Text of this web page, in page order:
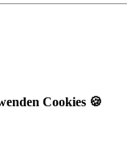
Cookies 🍪